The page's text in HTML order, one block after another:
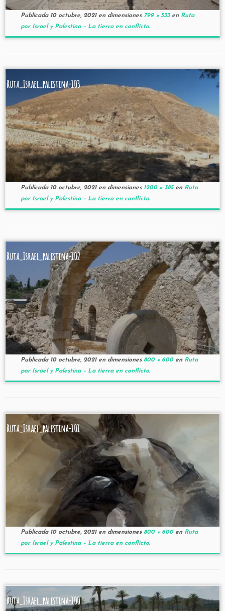
Publicada 10 octubre, 2021en dimensiones799 × 533enRuta
por Israel y Palestina – La tierra en conflicto.
Ruta_Israel_palestina-103
Publicada 10 octubre, 2021en dimensiones1200 × 385enRuta
por Israel y Palestina – La tierra en conflicto.
Ruta_Israel_palestina-102
Publicada 10 octubre, 2021en dimensiones800 × 600enRuta
por Israel y Palestina – La tierra en conflicto.
Ruta_Israel_palestina-101
Publicada 10 octubre, 2021en dimensiones800 × 600enRuta
por Israel y Palestina – La tierra en conflicto.
Ruta_Israel_palestina-100